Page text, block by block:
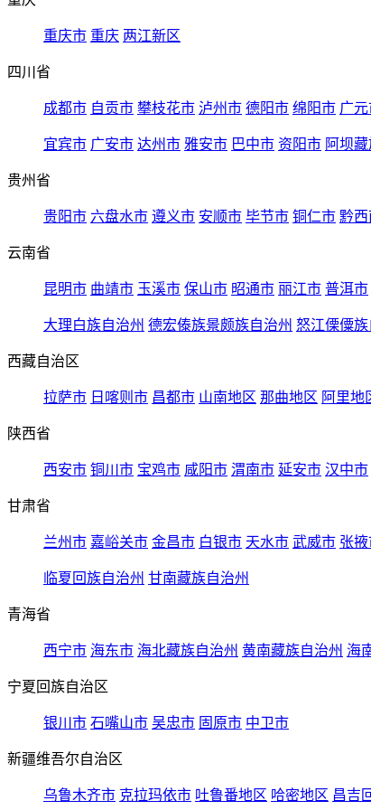
重庆市 重庆 两江新区
四川省
成都市 自贡市 攀枝花市 泸州市 德阳市 绵阳市 广
宜宾市 广安市 达州市 雅安市 巴中市 资阳市 阿坝
贵州省
贵阳市 六盘水市 遵义市 安顺市 毕节市 铜仁市 黔西
云南省
昆明市 曲靖市 玉溪市 保山市 昭通市 丽江市 普洱市
大理白族自治州 德宏傣族景颇族自治州 怒江傈僳族
西藏自治区
拉萨市 日喀则市 昌都市 山南地区 那曲地区 阿里地
陕西省
西安市 铜川市 宝鸡市 咸阳市 渭南市 延安市 汉中市
甘肃省
兰州市 嘉峪关市 金昌市 白银市 天水市 武威市 张
临夏回族自治州 甘南藏族自治州
青海省
西宁市 海东市 海北藏族自治州 黄南藏族自治州 海
宁夏回族自治区
银川市 石嘴山市 吴忠市 固原市 中卫市
新疆维吾尔自治区
乌鲁木齐市 克拉玛依市 吐鲁番地区 哈密地区 昌吉